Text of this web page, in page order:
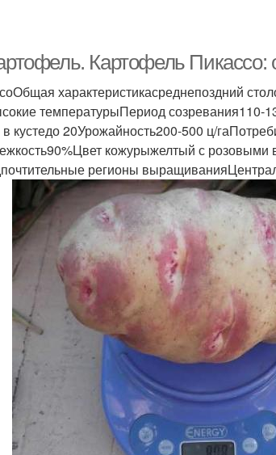
Картофель Пикассо:
характеристикасреднепоздний
температурыПериод
кустедо 20Урожайность200-500 ц/
кожурыжелтый с розовыми
регионы